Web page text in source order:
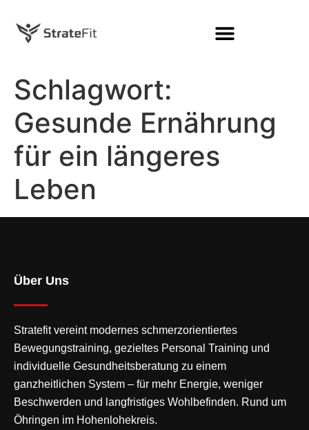
Schlagwort:
Gesunde Ernährung
für ein längeres
Leben
Über Uns
Stratefit vereint modernes schmerzorientiertes
Bewegungstraining, gezieltes Personal Training und
individuelle Gesundheitsberatung zu einem
ganzheitlichen System – für mehr Energie, weniger
Beschwerden und langfristiges Wohlbefinden. Rund um
Öhringen im Hohenlohekreis.